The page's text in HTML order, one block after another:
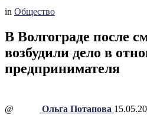
in Общество
В Волгограде после
возбудили дело в
предпринимателя
@ Ольга Потапова